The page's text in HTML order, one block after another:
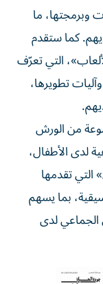
وبرمجتها، ما
كما ستقدم
التي تعرّف
تطويرها،
من الورش
لدى الأطفال،
تقدمها
بما يسهم
الجماعي لدى